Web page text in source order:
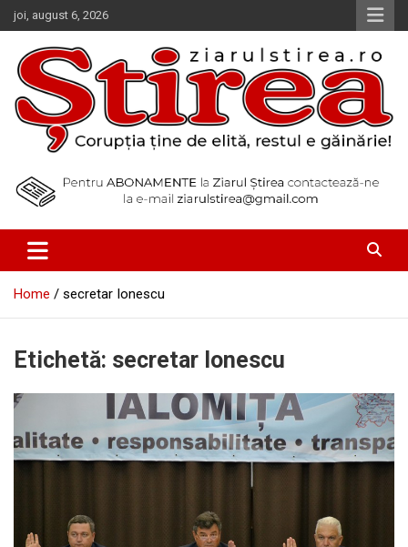
Skip
to
content
joi, august 6, 2026
Ziarul Știrea
Home secretar Ionescu
Etichetă: secretar Ionescu